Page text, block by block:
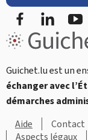
FacebookLinkedIn
Guichet.lu est un
échanger avec
démarches
Aide
Contact
Aspects légaux